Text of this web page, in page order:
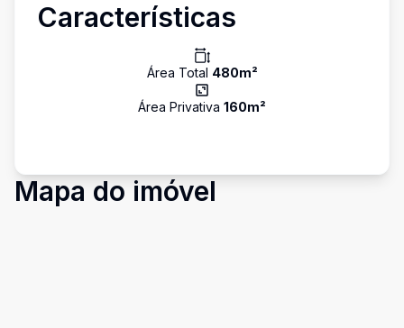
Características
Área Total 480m²
Área Privativa 160m²
Mapa do imóvel